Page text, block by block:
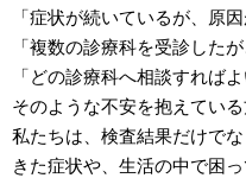
「症状が続いているが、原
「複数の診療科を受診した
「どの診療科へ相談すれば
そのような不安を抱えてい
私たちは、検査結果だけで
きた症状や、生活の中で困